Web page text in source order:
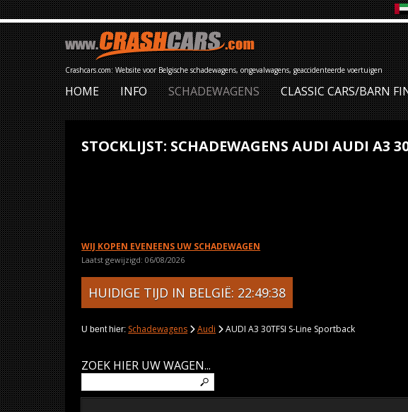
Crashcars.com: Website voor Belgische schadewagens, ongevalwagens, geaccidenteerde voertuigen
HOME INFO SCHADEWAGENS CLASSIC CARS/BARN
STOCKLIJST: SCHADEWAGENS AUDI AUDI A3
WIJ KOPEN EVENEENS UW SCHADEWAGEN
Laatst gewijzigd: 06/08/2026
HUIDIGE TIJD IN BELGIË: 22:49:38
U bent hier: Schadewagens Audi AUDI A3 30TFSI S-Line Sportback
ZOEK HIER UW WAGEN...